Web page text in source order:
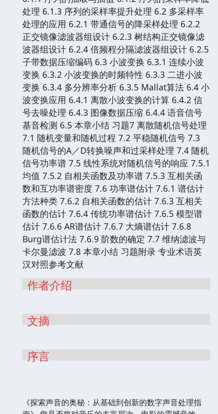
处理 6.1.3 序列的采样率提升处理 6.2 多采样率
处理的应用 6.2.1 带通信号的降采样处理 6.2.2
正交镜像滤波器组设计 6.2.3 树结构正交镜像滤
波器组设计 6.2.4 倍频程分隔滤波器组设计 6.2.5
子带数据压缩编码 6.3 小波变换 6.3.1 连续小波
变换 6.3.2 小波变换的时频特性 6.3.3 二进小波
变换 6.3.4 多分辨率分析 6.3.5 Mallat算法 6.4 小
波变换应用 6.4.1 离散小波变换的计算 6.4.2 信
号去噪处理 6.4.3 图像数据压缩 6.4.4 语音信号
基音检测 6.5 本章小结 习题7 离散随机信号处理
7.1 随机变量和随机过程 7.2 平稳随机信号 7.3
随机信号的A／D转换噪声和过采样处理 7.4 随机
信号功率谱 7.5 线性系统对随机信号的响应 7.5.1
均值 7.5.2 自相关函数及功率谱 7.5.3 互相关函
数和互功率谱密度 7.6 功率谱估计 7.6.1 谱估计
方法种类 7.6.2 自相关函数的估计 7.6.3 互相关
函数的估计 7.6.4 传统功率谱估计 7.6.5 模型谱
估计 7.6.6 AR谱估计 7.6.7 大熵谱估计 7.6.8
Burg谱估计法 7.6.9 阶数的确定 7.7 维纳滤波与
卡尔曼滤波 7.8 本章小结 习题附录 专业术语英
汉对照参考文献
作者介绍
文摘
序言
《探索声音的奥秘：从基础到创新的数字声音处理指